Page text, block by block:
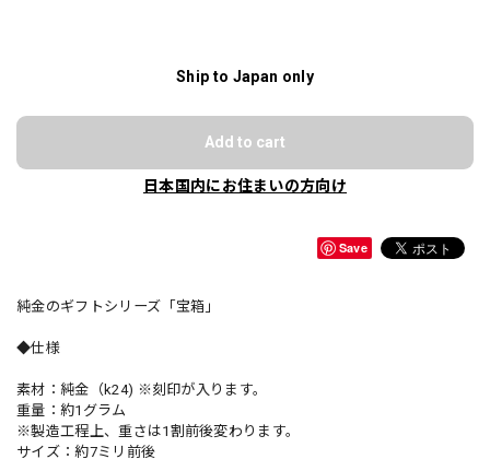
Ship to Japan only
Add to cart
日本国内にお住まいの方向け
Save
純金のギフトシリーズ「宝箱」
◆仕様
素材：純金（k24) ※刻印が入ります。
重量：約1グラム
※製造工程上、重さは1割前後変わります。
サイズ：約7ミリ前後